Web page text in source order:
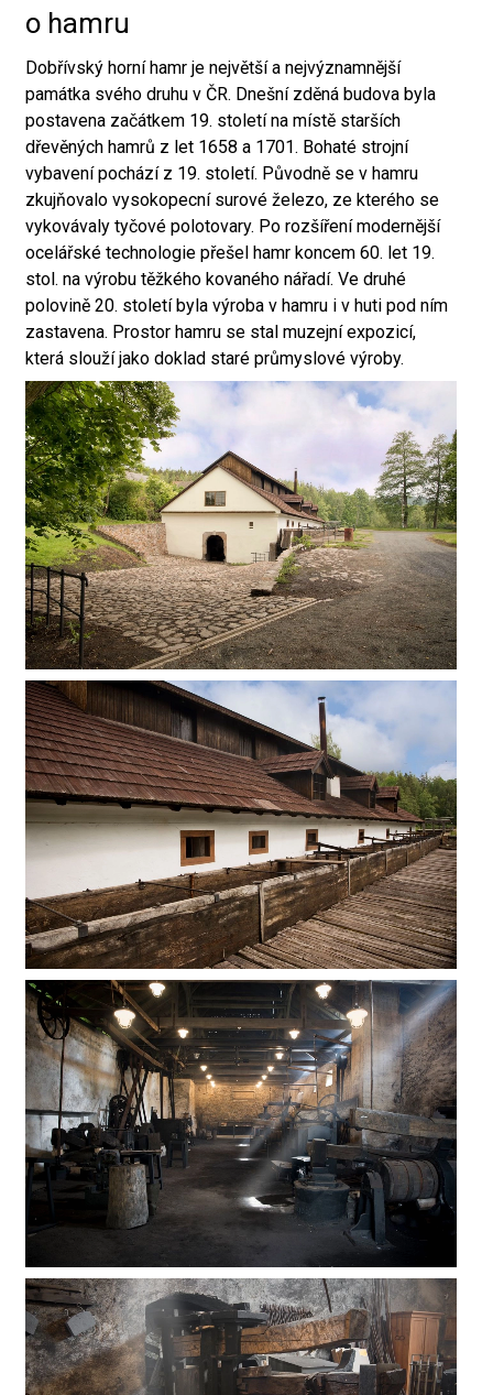
o hamru
Dobřívský horní hamr je největší a nejvýznamnější
památka svého druhu v ČR. Dnešní zděná budova byla
postavena začátkem 19. století na místě starších
dřevěných hamrů z let 1658 a 1701. Bohaté strojní
vybavení pochází z 19. století. Původně se v hamru
zkujňovalo vysokopecní surové železo, ze kterého se
vykovávaly tyčové polotovary. Po rozšíření modernější
ocelářské technologie přešel hamr koncem 60. let 19.
stol. na výrobu těžkého kovaného nářadí. Ve druhé
polovině 20. století byla výroba v hamru i v huti pod ním
zastavena. Prostor hamru se stal muzejní expozicí,
která slouží jako doklad staré průmyslové výroby.